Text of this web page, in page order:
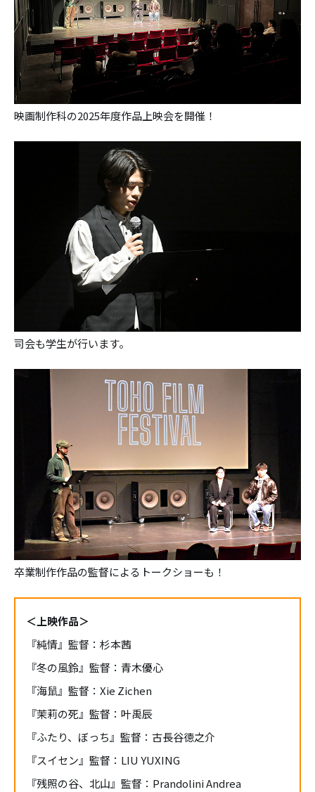
映画制作科の2025年度作品上映会を開催！
司会も学生が行います。
卒業制作作品の監督によるトークショーも！
＜上映作品＞
『純情』監督：杉本茜
『冬の風鈴』監督：青木優心
『海鼠』監督：Xie Zichen
『茉莉の死』監督：叶禹辰
『ふたり、ぼっち』監督：古長谷徳之介
『スイセン』監督：LIU YUXING
『残照の谷、北山』監督：Prandolini Andrea